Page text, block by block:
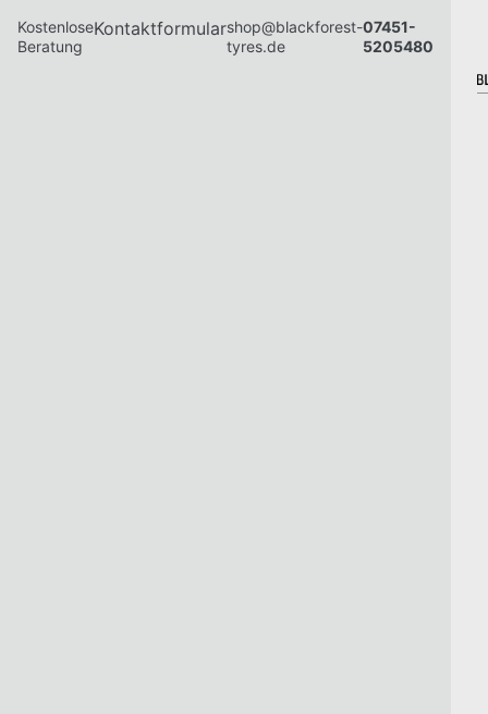
Kostenlose
Beratung
Kontaktformularshop@blackforest-
tyres.de
07451-
5205480